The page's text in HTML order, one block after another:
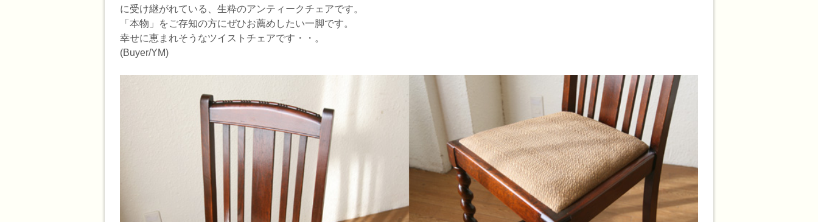
に受け継がれている、生粋のアンティークチェアです。
「本物」をご存知の方にぜひお薦めしたい一脚です。
幸せに恵まれそうなツイストチェアです・・。
(Buyer/YM)